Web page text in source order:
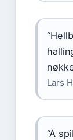
Lars
“Å